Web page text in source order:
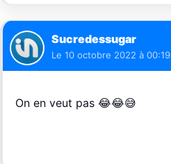
Sucredessugar
Le 10 octobre 2022 à 00:19
On en veut pas 😂😂😅